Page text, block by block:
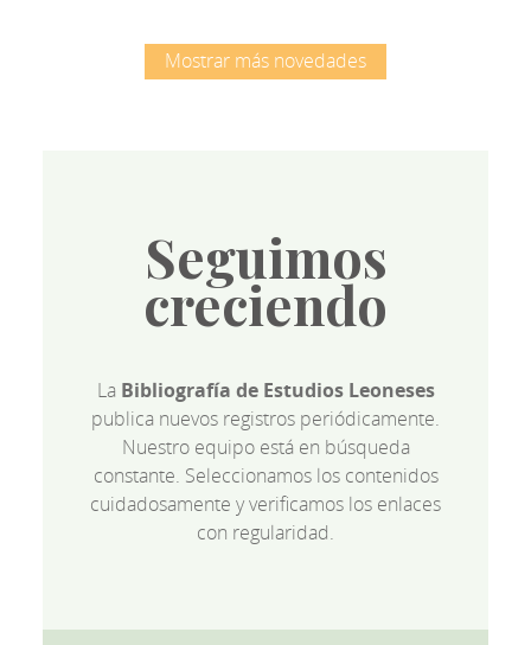
Mostrar más novedades
Seguimos
creciendo
La Bibliografía de Estudios Leoneses
publica nuevos registros periódicamente.
Nuestro equipo está en búsqueda
constante. Seleccionamos los contenidos
cuidadosamente y verificamos los enlaces
con regularidad.